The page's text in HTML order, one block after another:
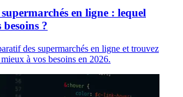
en ligne : lequel
?
des supermarchés en ligne et trouvez
à vos besoins en 2026.